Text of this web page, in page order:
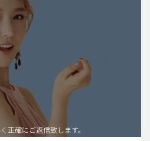
正確にご返信致します。